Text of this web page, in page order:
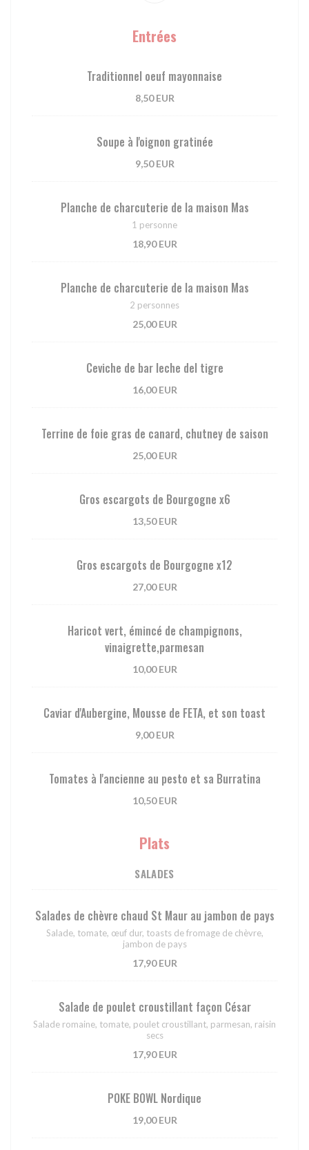
Entrées
Traditionnel oeuf mayonnaise
8,50 EUR
Soupe à l'oignon gratinée
9,50 EUR
Planche de charcuterie de la maison Mas
1 personne
18,90 EUR
Planche de charcuterie de la maison Mas
2 personnes
25,00 EUR
Ceviche de bar leche del tigre
16,00 EUR
Terrine de foie gras de canard, chutney de saison
25,00 EUR
Gros escargots de Bourgogne x6
13,50 EUR
Gros escargots de Bourgogne x12
27,00 EUR
Haricot vert, émincé de champignons,
vinaigrette,parmesan
10,00 EUR
Caviar d'Aubergine, Mousse de FETA, et son toast
9,00 EUR
Tomates à l'ancienne au pesto et sa Burratina
10,50 EUR
Plats
SALADES
Salades de chèvre chaud St Maur au jambon de pays
Salade, tomate, œuf dur, toasts de fromage de chèvre,
jambon de pays
17,90 EUR
Salade de poulet croustillant façon César
Salade romaine, tomate, poulet croustillant, parmesan, raisin
secs
17,90 EUR
POKE BOWL Nordique
19,00 EUR